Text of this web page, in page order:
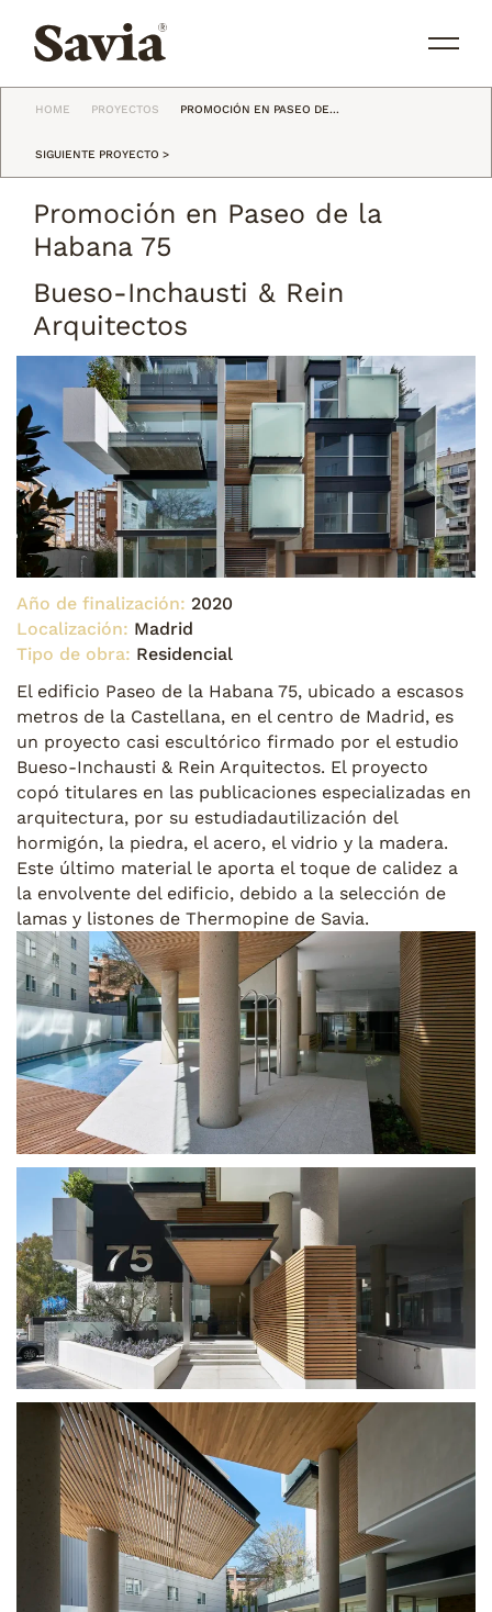
HOME PROYECTOS PROMOCIÓN EN PASEO DE...
SIGUIENTE PROYECTO >
Promoción en Paseo de la
Habana 75
Bueso-Inchausti & Rein
Arquitectos
Año de finalización: 2020
Localización: Madrid
Tipo de obra: Residencial
El edificio Paseo de la Habana 75, ubicado a escasos
metros de la Castellana, en el centro de Madrid, es
un proyecto casi escultórico firmado por el estudio
Bueso-Inchausti & Rein Arquitectos. El proyecto
copó titulares en las publicaciones especializadas en
arquitectura, por su estudiadautilización del
hormigón, la piedra, el acero, el vidrio y la madera.
Este último material le aporta el toque de calidez a
la envolvente del edificio, debido a la selección de
lamas y listones de Thermopine de Savia.